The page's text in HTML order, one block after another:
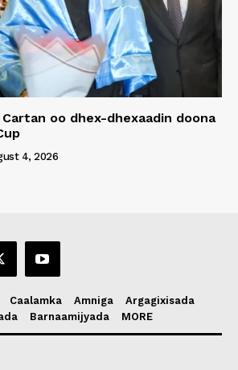
oo dhex-dhexaadin doona
4, 2026
Caalamka Amniga
Argagixisada
Barnaamijyada MORE